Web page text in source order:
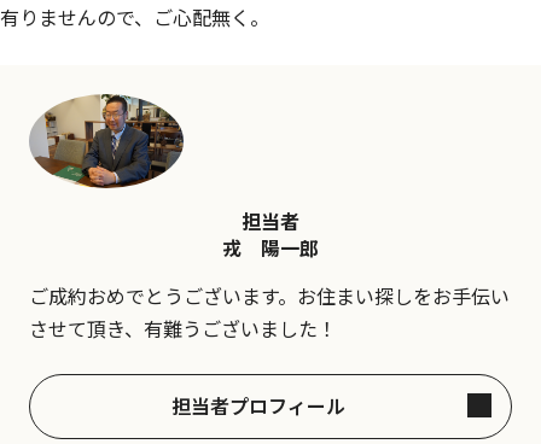
有りませんので、ご心配無く。
担当者
戎 陽一郎
ご成約おめでとうございます。お住まい探しをお手伝い
させて頂き、有難うございました！
担当者プロフィール